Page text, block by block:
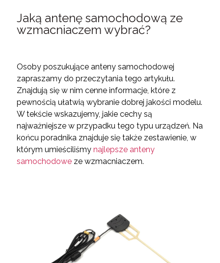
Jaką antenę samochodową ze
wzmacniaczem wybrać?
Osoby poszukujące anteny samochodowej
zapraszamy do przeczytania tego artykułu.
Znajdują się w nim cenne informacje, które z
pewnością ułatwią wybranie dobrej jakości modelu.
W tekście wskazujemy, jakie cechy są
najważniejsze w przypadku tego typu urządzeń. Na
końcu poradnika znajduje się także zestawienie, w
którym umieściliśmy najlepsze anteny
samochodoweze wzmacniaczem.